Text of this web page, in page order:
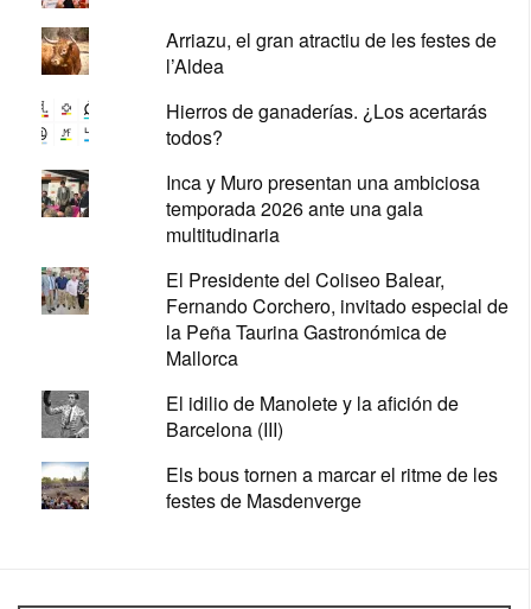
Arriazu, el gran atractiu de les festes de
l’Aldea
Hierros de ganaderías. ¿Los acertarás
todos?
Inca y Muro presentan una ambiciosa
temporada 2026 ante una gala
multitudinaria
El Presidente del Coliseo Balear,
Fernando Corchero, invitado especial de
la Peña Taurina Gastronómica de
Mallorca
El idilio de Manolete y la afición de
Barcelona (III)
Els bous tornen a marcar el ritme de les
festes de Masdenverge